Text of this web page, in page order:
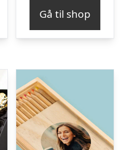
Gå til shop